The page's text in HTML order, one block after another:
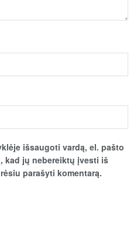
išsaugoti vardą, el. pašto
kad jų nebereiktų įvesti iš
parašyti komentarą.